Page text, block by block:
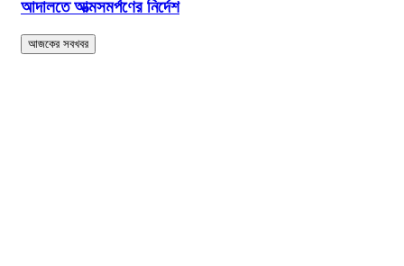
আদালতে আত্মসমর্পণের নির্দেশ